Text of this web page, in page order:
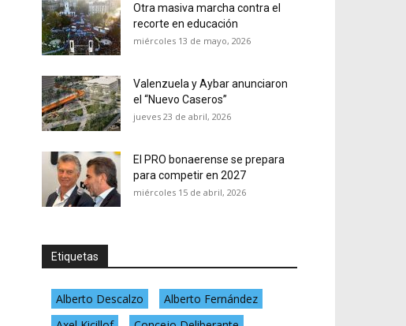
Otra masiva marcha contra el
recorte en educación
miércoles 13 de mayo, 2026
Valenzuela y Aybar anunciaron
el “Nuevo Caseros”
jueves 23 de abril, 2026
El PRO bonaerense se prepara
para competir en 2027
miércoles 15 de abril, 2026
Etiquetas
Alberto Descalzo
Alberto Fernández